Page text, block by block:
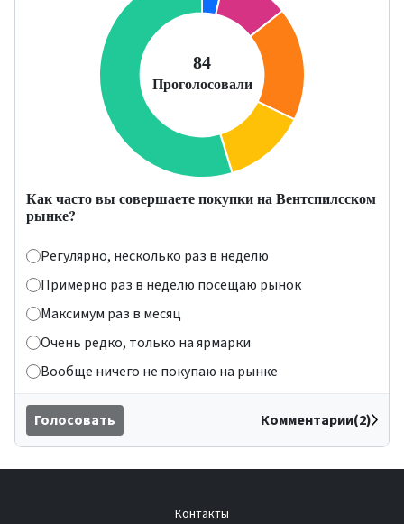
Как часто вы совершаете покупки на Вентспилсском
рынке?
Регулярно, несколько раз в неделю
Примерно раз в неделю посещаю рынок
Максимум раз в месяц
Очень редко, только на ярмарки
Вообще ничего не покупаю на рынке
Голосовать Комментарии(2)
Контакты